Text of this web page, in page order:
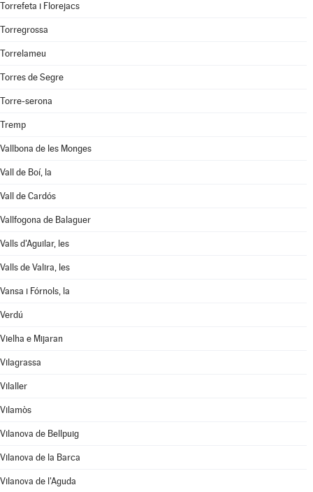
Torrefeta i Florejacs
Torregrossa
Torrelameu
Torres de Segre
Torre-serona
Tremp
Vallbona de les Monges
Vall de Boí, la
Vall de Cardós
Vallfogona de Balaguer
Valls d'Aguilar, les
Valls de Valira, les
Vansa i Fórnols, la
Verdú
Vielha e Mijaran
Vilagrassa
Vilaller
Vilamòs
Vilanova de Bellpuig
Vilanova de la Barca
Vilanova de l'Aguda